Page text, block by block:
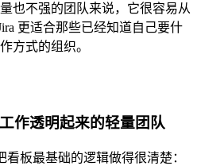
也不强的团队来说，它很容易从
更适合那些已经知道自己要什
方式的组织。
作透明起来的轻量团队
板最基础的逻辑做得很清楚：